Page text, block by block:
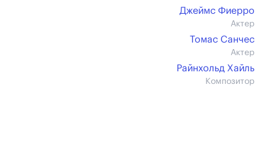
Джеймс Фиерро
Актер
Томас Санчес
Актер
Райнхольд Хайль
Композитор